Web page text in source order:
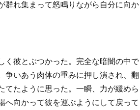
群れ集まって怒鳴りながら自分に向か
く彼とぶつかった。完全な暗闇の中で
争いあう肉体の重みに押し潰され、翻
てたように思った。一瞬、力が緩めら
へ向かって彼を運ぶようにして戻って